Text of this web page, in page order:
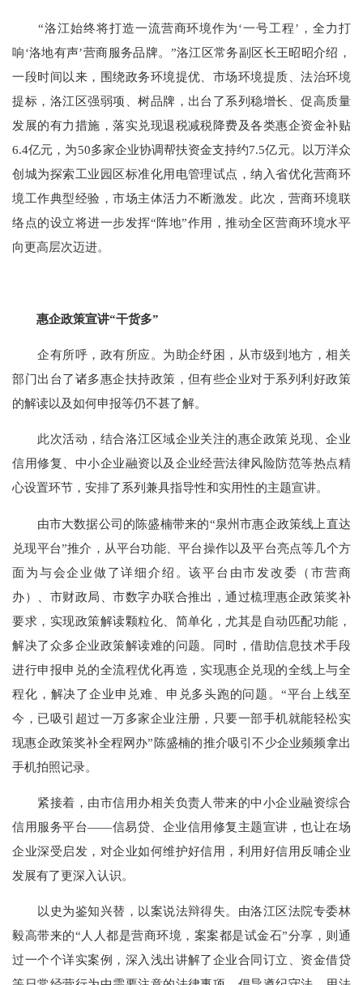
“洛江始终将打造一流营商环境作为‘一号工程’，全力打
响‘洛地有声’营商服务品牌。”洛江区常务副区长王昭昭介绍，
一段时间以来，围绕政务环境提优、市场环境提质、法治环境
提标，洛江区强弱项、树品牌，出台了系列稳增长、促高质量
发展的有力措施，落实兑现退税减税降费及各类惠企资金补贴
6.4亿元，为50多家企业协调帮扶资金支持约7.5亿元。以万洋众
创城为探索工业园区标准化用电管理试点，纳入省优化营商环
境工作典型经验，市场主体活力不断激发。此次，营商环境联
络点的设立将进一步发挥“阵地”作用，推动全区营商环境水平
向更高层次迈进。
惠企政策宣讲“干货多”
企有所呼，政有所应。为助企纾困，从市级到地方，相关
部门出台了诸多惠企扶持政策，但有些企业对于系列利好政策
的解读以及如何申报等仍不甚了解。
此次活动，结合洛江区域企业关注的惠企政策兑现、企业
信用修复、中小企业融资以及企业经营法律风险防范等热点精
心设置环节，安排了系列兼具指导性和实用性的主题宣讲。
由市大数据公司的陈盛楠带来的“泉州市惠企政策线上直达
兑现平台”推介，从平台功能、平台操作以及平台亮点等几个方
面为与会企业做了详细介绍。该平台由市发改委（市营商
办）、市财政局、市数字办联合推出，通过梳理惠企政策奖补
要求，实现政策解读颗粒化、简单化，尤其是自动匹配功能，
解决了众多企业政策解读难的问题。同时，借助信息技术手段
进行申报申兑的全流程优化再造，实现惠企兑现的全线上与全
程化，解决了企业申兑难、申兑多头跑的问题。“平台上线至
今，已吸引超过一万多家企业注册，只要一部手机就能轻松实
现惠企政策奖补全程网办”陈盛楠的推介吸引不少企业频频拿出
手机拍照记录。
紧接着，由市信用办相关负责人带来的中小企业融资综合
信用服务平台——信易贷、企业信用修复主题宣讲，也让在场
企业深受启发，对企业如何维护好信用，利用好信用反哺企业
发展有了更深入认识。
以史为鉴知兴替，以案说法辩得失。由洛江区法院专委林
毅高带来的“人人都是营商环境，案案都是试金石”分享，则通
过一个个详实案例，深入浅出讲解了企业合同订立、资金借贷